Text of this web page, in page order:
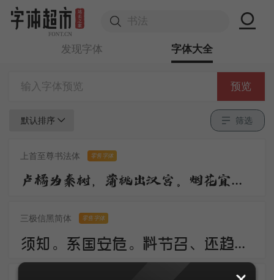
发现字体 字体大全
预览
默认排序 筛选
上首至尊书法体 零售字体
卢橘为秦树，蒲桃出汉宫。烟花宜落日，丝管醉春风。笛奏龙吟水，箫鸣凤下空。君王多乐事，还与万方同。
三极信黑简体 零售字体
须知。系国安危。料节召、还趋浴凤池。且代工施化，持钧播泽，置盂天下，此外何思。素卷书名，赤松游道，飙驭云軿仙可期。湖山美，有啼猿唳鹤，相望东归。